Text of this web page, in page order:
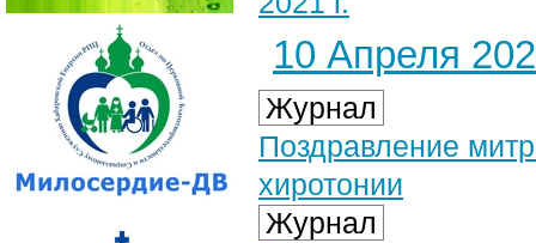
10 Апреля
Журнал
Поздравление
хиротонии
Журнал